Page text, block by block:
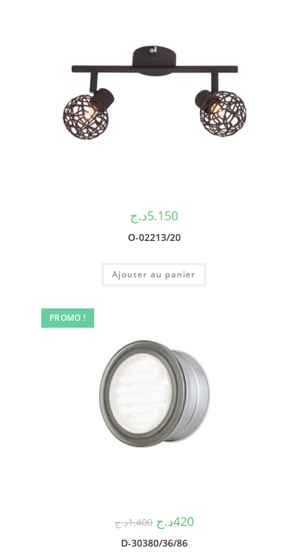
5.150د.ج
O-02213/20
Ajouter au panier
PROMO !
1.400د.ج 420د.ج
D-30380/36/86